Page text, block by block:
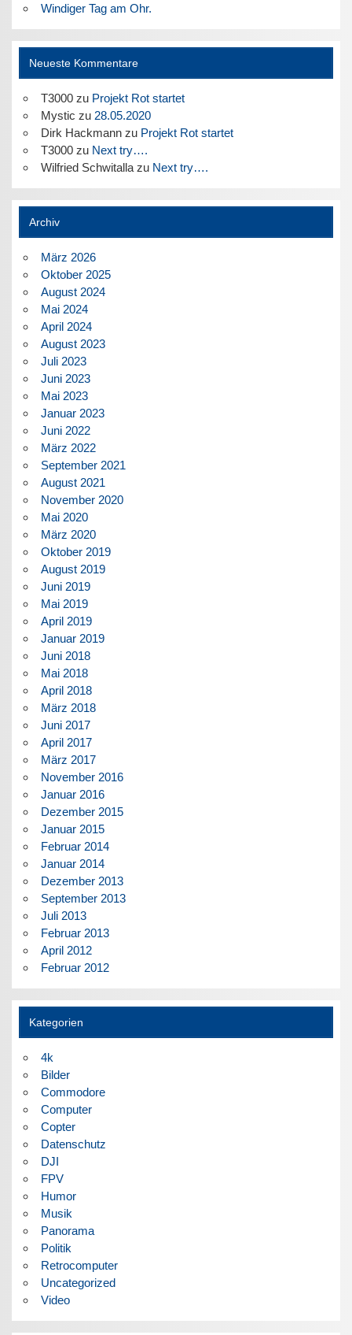
Windiger Tag am Ohr.
Neueste Kommentare
T3000zu Projekt Rot startet
Mystic zu 28.05.2020
Dirk Hackmannzu Projekt Rot startet
T3000zu Next try….
Wilfried Schwitallazu Next try….
Archiv
März 2026
Oktober 2025
August 2024
Mai 2024
April 2024
August 2023
Juli 2023
Juni 2023
Mai 2023
Januar 2023
Juni 2022
März 2022
September 2021
August 2021
November 2020
Mai 2020
März 2020
Oktober 2019
August 2019
Juni 2019
Mai 2019
April 2019
Januar 2019
Juni 2018
Mai 2018
April 2018
März 2018
Juni 2017
April 2017
März 2017
November 2016
Januar 2016
Dezember 2015
Januar 2015
Februar 2014
Januar 2014
Dezember 2013
September 2013
Juli 2013
Februar 2013
April 2012
Februar 2012
Kategorien
4k
Bilder
Commodore
Computer
Copter
Datenschutz
DJI
FPV
Humor
Musik
Panorama
Politik
Retrocomputer
Uncategorized
Video